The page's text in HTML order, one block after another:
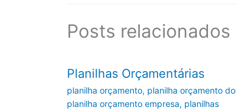
Posts relacionados
Planilhas Orçamentárias
planilha orçamento, planilha orçamento
planilha orçamento empresa, planilhas